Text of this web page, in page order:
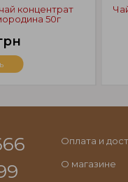
концентрат
50г
Оплата и
О магазине